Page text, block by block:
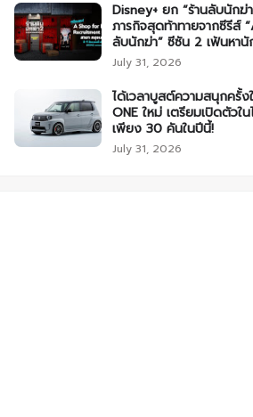
Disney+ ยก “ร้านลับนักฆ่
ภารกิจสุดท้าทายจากซีรีส์
ลับนักฆ่า” ซีซัน 2 เฟ้นหานั
July 31, 2026
ได้เวลาบูสต์ความสนุกครั้
ONE ใหม่ เตรียมเปิดตัว
เพียง 30 คันในปีนี้!
July 31, 2026